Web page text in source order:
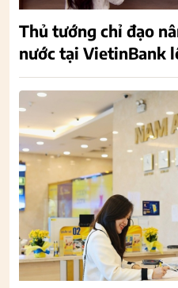
Thủ tướng chỉ đạo
nước tại VietinBank